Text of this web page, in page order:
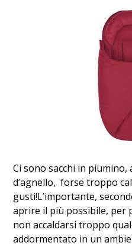
Ci sono sacchi in
d’agnello, forse troppo
gusti!L’importante,
aprire il più possibile, per
non accaldarsi troppo
addormentato in un